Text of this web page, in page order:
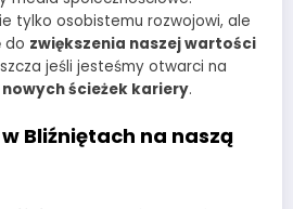
tylko osobistemu rozwojowi, ale
do zwiększenia naszej wartości
jeśli jesteśmy otwarci na
ścieżek kariery.
Bliźniętach na naszą